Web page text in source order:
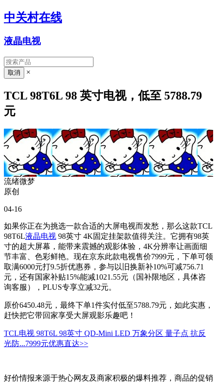
中关村在线
液晶电视
×
TCL 98T6L 98 英寸电视，低至 5788.79
元
流绪微梦
原创
04-16
如果你正在为挑选一款合适的大屏电视而发愁，那么这款TCL
98T6L液晶电视 98英寸 4K固定挂架款值得关注。它拥有98英
寸的超大屏幕，能带来震撼的观影体验，4K分辨率让画面细
节丰富、色彩鲜艳。现在京东此款电视售价7999元，下单可领
取满6000元打9.5折优惠券，参与以旧换新补10%可减756.71
元，还有国家补贴15%能减1021.55元（国补限地区，具体咨
询客服），PLUS专享立减32元。
原价6450.48元，最终下单1件实付低至5788.79元，如此实惠，
赶快把它带回家享受大屏观影乐趣吧！
TCL电视 98T6L 98英寸 QD-Mini LED 万象分区 量子点 抗反
光防...7999元优惠直达>>
好价情报来源于热心网友及商家积极的爆料推荐，商品的促销